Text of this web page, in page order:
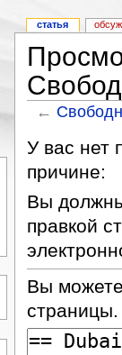
←
У вас нет
причине:
Вы
правкой
Вы можете
страницы.
статья